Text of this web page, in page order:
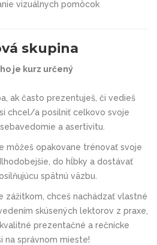
vizuálnych pomôcok
skupina
je kurz určený
ak často prezentuješ, či vedieš
chcel/a posilniť celkovo svoje
a asertivitu.
môžeš opakovane trénovať svoje
do hĺbky a dostávať
spätnú väzbu.
zážitkom, chceš nachádzať vlastné
skúsených lektorov z praxe,
prezentačné a rečnícke
na správnom mieste!